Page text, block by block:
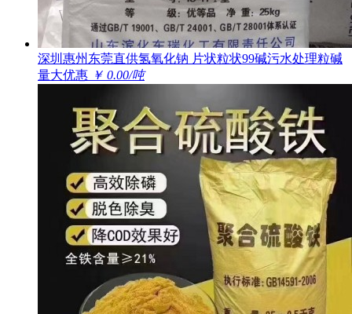
深圳惠州东莞直供氢氧化钠 片状粒状99碱污水处理粒碱
量大优惠 ￥ 0.00/吨